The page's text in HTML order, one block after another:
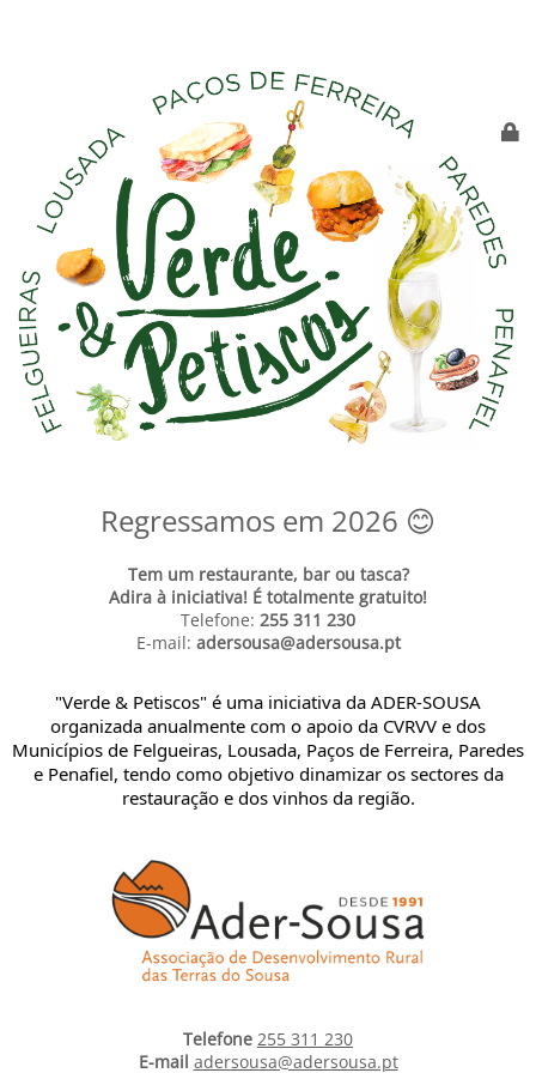
Regressamos em 2026 😊
Tem um restaurante, bar ou tasca?
Adira à iniciativa! É totalmente gratuito!
Telefone: 255 311 230
E-mail: adersousa@adersousa.pt
"Verde & Petiscos" é uma iniciativa da ADER-SOUSA
organizada anualmente com o apoio da CVRVV e dos
Municípios de Felgueiras, Lousada, Paços de Ferreira, Paredes
e Penafiel, tendo como objetivo dinamizar os sectores da
restauração e dos vinhos da região.
Telefone 255 311 230
E-mail adersousa@adersousa.pt